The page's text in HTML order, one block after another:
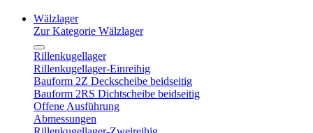
Wälzlager
Zur Kategorie Wälzlager
Rillenkugellager
Rillenkugellager-Einreihig
Bauform 2Z Deckscheibe beidseitig
Bauform 2RS Dichtscheibe beidseitig
Offene Ausführung
Abmessungen